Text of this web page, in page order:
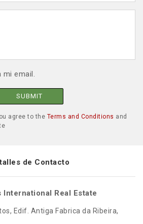
mi email.
SUBMIT
agree to the Terms and Conditions and
de Contacto
International Real Estate
Edif. Antiga Fabrica da Ribeira,